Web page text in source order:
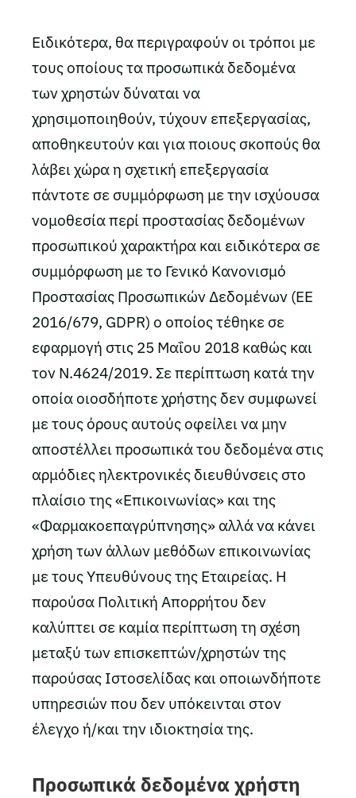
Ειδικότερα, θα περιγραφούν οι τρόποι με
τους οποίους τα προσωπικά δεδομένα
των χρηστών δύναται να
χρησιμοποιηθούν, τύχουν επεξεργασίας,
αποθηκευτούν και για ποιους σκοπούς θα
λάβει χώρα η σχετική επεξεργασία
πάντοτε σε συμμόρφωση με την ισχύουσα
νομοθεσία περί προστασίας δεδομένων
προσωπικού χαρακτήρα και ειδικότερα σε
συμμόρφωση με το Γενικό Κανονισμό
Προστασίας Προσωπικών Δεδομένων (ΕΕ
2016/679, GDPR) ο οποίος τέθηκε σε
εφαρμογή στις 25 Μαΐου 2018 καθώς και
τον Ν.4624/2019. Σε περίπτωση κατά την
οποία οιοσδήποτε χρήστης δεν συμφωνεί
με τους όρους αυτούς οφείλει να μην
αποστέλλει προσωπικά του δεδομένα στις
αρμόδιες ηλεκτρονικές διευθύνσεις στο
πλαίσιο της «Επικοινωνίας» και της
«Φαρμακοεπαγρύπνησης» αλλά να κάνει
χρήση των άλλων μεθόδων επικοινωνίας
με τους Υπευθύνους της Εταιρείας. Η
παρούσα Πολιτική Απορρήτου δεν
καλύπτει σε καμία περίπτωση τη σχέση
μεταξύ των επισκεπτών/χρηστών της
παρούσας Ιστοσελίδας και οποιωνδήποτε
υπηρεσιών που δεν υπόκεινται στον
έλεγχο ή/και την ιδιοκτησία της.
Προσωπικά δεδομένα χρήστη